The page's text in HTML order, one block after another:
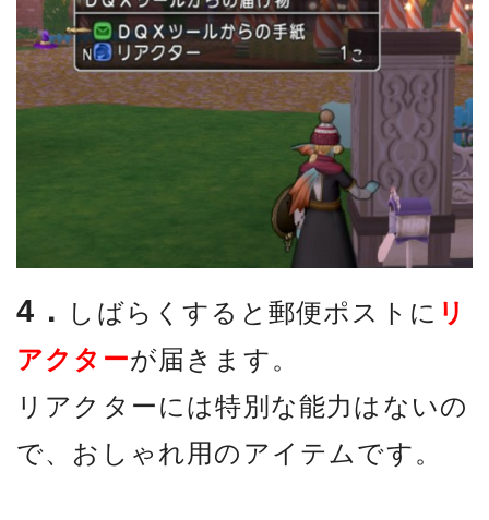
4． しばらくすると郵便ポストに リ
アクターが届きます。
リアクターには特別な能力はないの
で、おしゃれ用のアイテムです。